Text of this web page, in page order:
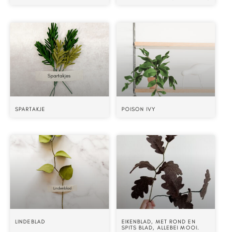
SPARTAKJE POISON IVY
LINDEBLAD
EIKENBLAD, MET ROND EN
SPITS BLAD, ALLEBEI MOOI.